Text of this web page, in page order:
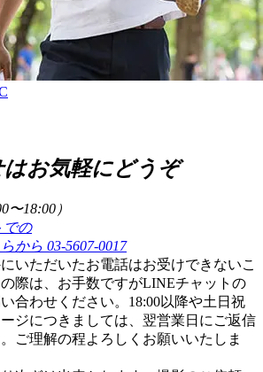
お気軽にどうぞ
〜18:00）
での
から 03-5607-0017
いただいたお電話はお受けできないこ
際は、お手数ですがLINEチャットの
合わせください。18:00以降や土日祝
ジにつきましては、翌営業日にご返信
ご理解の程よろしくお願いいたしま